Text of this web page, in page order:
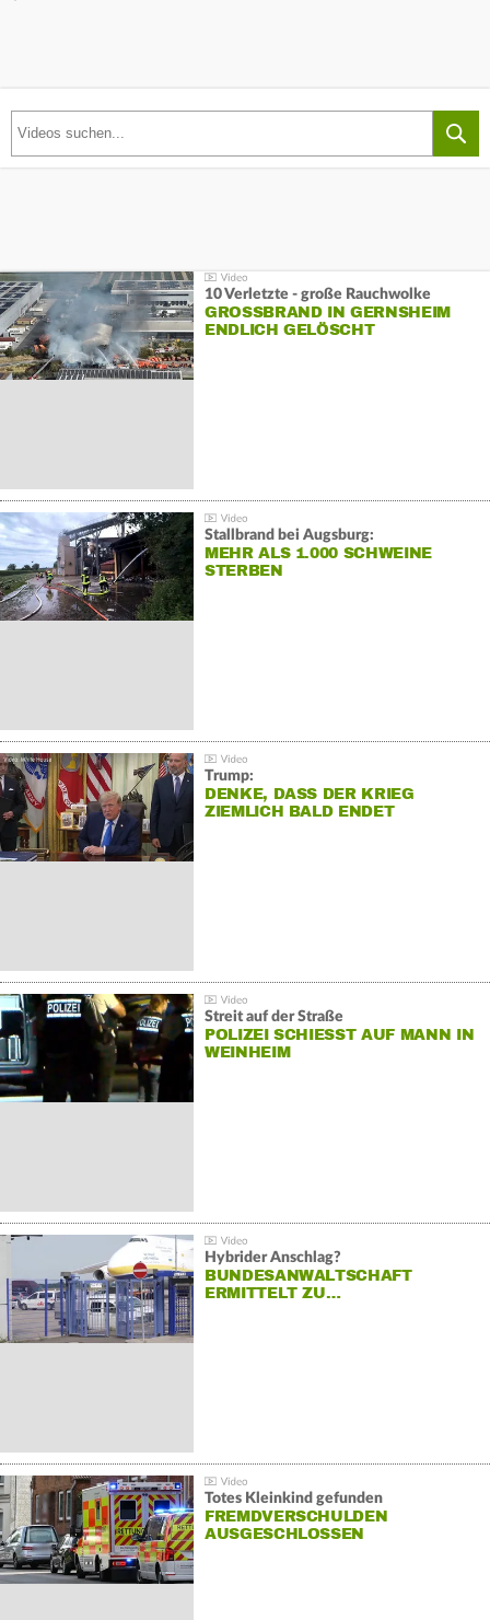
10 Verletzte - große Rauchwolke
GROSSBRAND IN GERNSHEIM E
NDLICH GELÖSCHT
Stallbrand bei Augsburg:
MEHR ALS 1.000 SCHWEINE
STERBEN
Trump:
DENKE, DASS DER KRIEG
ZIEMLICH BALD ENDET
Streit auf der Straße
POLIZEI SCHIESST AUF MANN IN W
EINHEIM
Hybrider Anschlag?
BUNDESANWALTSCHAFT
ERMITTELT ZU…
Totes Kleinkind gefunden
FREMDVERSCHULDEN
AUSGESCHLOSSEN